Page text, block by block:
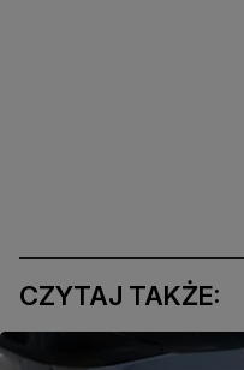
CZYTAJ TAKŻE: